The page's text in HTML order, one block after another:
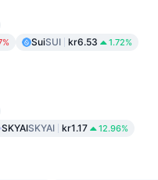
SuiSUI kr6.53 1.72%
SKYAISKYAI kr1.17 12.96%